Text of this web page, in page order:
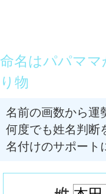
命名はパパマ
り物
名前の画数から運
何度でも姓名判断
名付けのサポート